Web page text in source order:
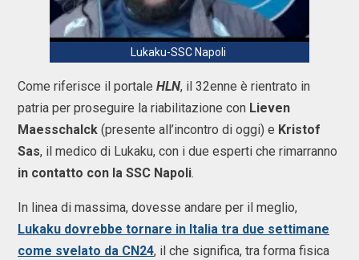
Lukaku-SSC Napoli
Come riferisce il portale HLN, il 32enne è rientrato in
patria per proseguire la riabilitazione con Lieven
Maesschalck (presente all’incontro di oggi) e Kristof
Sas, il medico di Lukaku, con i due esperti che rimarranno
in contatto con la SSC Napoli.
In linea di massima, dovesse andare per il meglio,
Lukaku dovrebbe tornare in Italia tra due settimane
come svelato da CN24, il che significa, tra forma fisica